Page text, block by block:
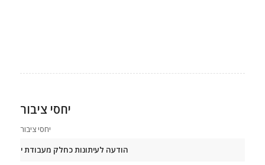
יחסי ציבור
יחסי ציבור
הודעה לעיתונות כחלק מעבודת יחסי